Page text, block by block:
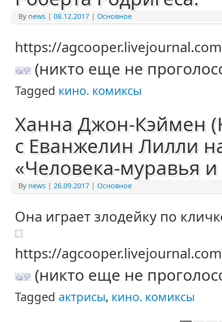
By news | 08.12.2017 | Основное
https://
(никто еще не
Tagged кино. комиксы
Ханна Джон-Кэймен
с Еванжелин Лилли
«Человека-муравья
By news | 26.09.2017 | Основное
Она играет злодейку по
https://
(никто еще не
Tagged актрисы, кино. комиксы